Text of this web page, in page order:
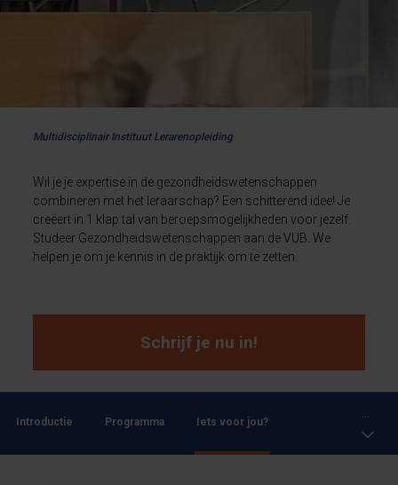
Multidisciplinair Instituut Lerarenopleiding
Wil je je expertise in de gezondheidswetenschappen
combineren met het leraarschap? Een schitterend idee! Je
creëert in 1 klap tal van beroepsmogelijkheden voor jezelf.
Studeer Gezondheidswetenschappen aan de VUB. We
helpen je om je kennis in de praktijk om te zetten.
Schrijf je nu in!
Introductie Programma Iets voor jou?